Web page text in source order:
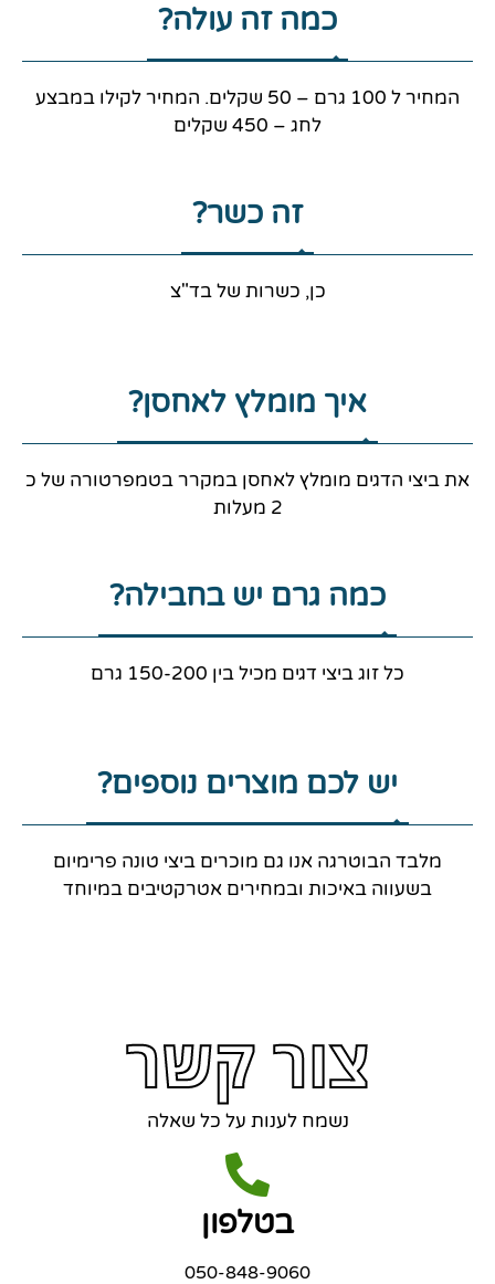
כמה זה עולה?
המחיר ל 100 גרם – 50 שקלים. המחיר לקילו במבצע
לחג – 450 שקלים
זה כשר?
כן, כשרות של בד"צ
איך מומלץ לאחסן?
את ביצי הדגים מומלץ לאחסן במקרר בטמפרטורה של כ
2 מעלות
כמה גרם יש בחבילה?
כל זוג ביצי דגים מכיל בין 150-200 גרם
יש לכם מוצרים נוספים?
מלבד הבוטרגה אנו גם מוכרים ביצי טונה פרימיום
בשעווה באיכות ובמחירים אטרקטיבים במיוחד
צור קשר
נשמח לענות על כל שאלה
בטלפון
050-848-9060